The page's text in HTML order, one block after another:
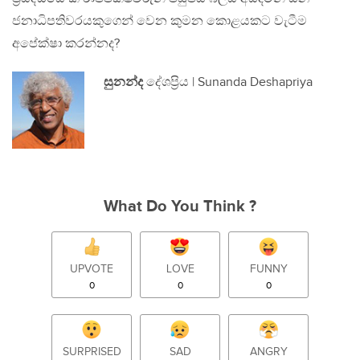
ජනාධිපතිවරයකුගෙන් වෙන කුමන කොළයකට වැටීම
අපේක්ෂා කරන්නද?
සුනන්දදේශප්‍රිය | Sunanda Deshapriya
What Do You Think ?
UPVOTE
0
LOVE
0
FUNNY
0
SURPRISED SAD ANGRY